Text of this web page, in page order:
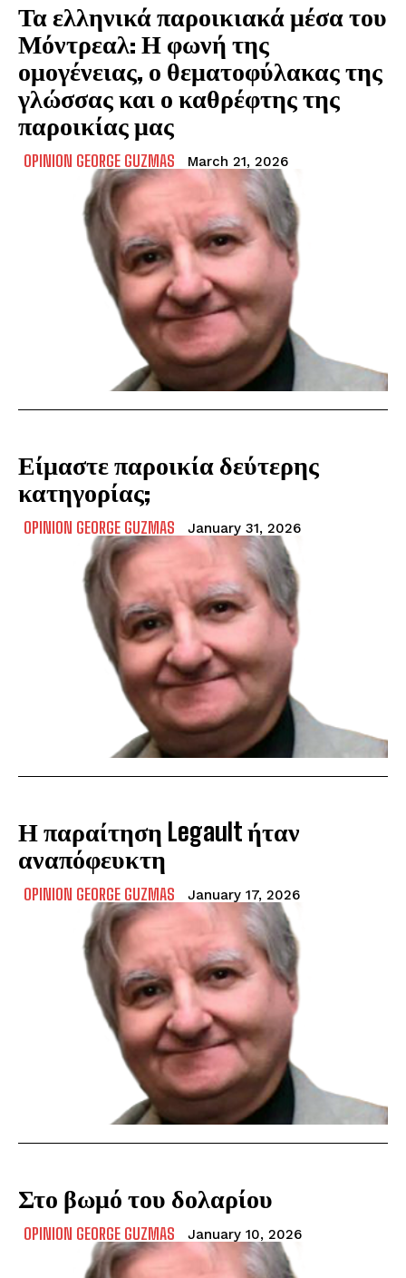
Τα ελληνικά παροικιακά μέσα του
Μόντρεαλ: Η φωνή της
ομογένειας, ο θεματοφύλακας της
γλώσσας και ο καθρέφτης της
παροικίας μας
OPINION GEORGE GUZMAS March 21, 2026
Είμαστε παροικία δεύτερης
κατηγορίας;
OPINION GEORGE GUZMAS January 31, 2026
Η παραίτηση Legault ήταν
αναπόφευκτη
OPINION GEORGE GUZMAS January 17, 2026
Στο βωμό του δολαρίου
OPINION GEORGE GUZMAS January 10, 2026